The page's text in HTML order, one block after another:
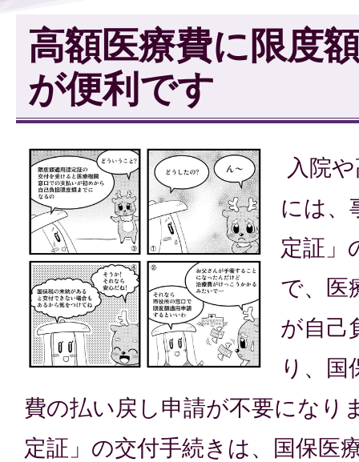
高額医療費に限度
が便利です
入院
には、
定証」
で、医
が自己
り、国
費の払い戻し申請が不要になり
定証」の交付手続きは、国保医